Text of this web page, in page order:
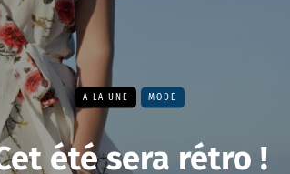
A LA UNE MODE
été sera rétro !